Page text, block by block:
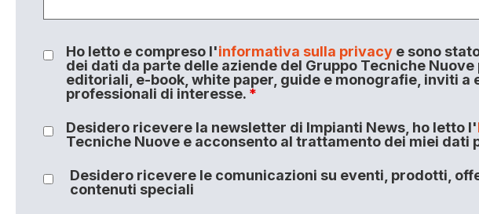
Ho letto e compreso l'informativa sulla privacye sono
dei dati da parte delle aziende del Gruppo Tecniche
editoriali, e-book, white paper, guide e monografie, inviti a
professionali di interesse. *
Desidero ricevere la newsletter di Impianti News, ho letto l'
Tecniche Nuove e acconsento al trattamento dei miei dati
Desidero ricevere le comunicazioni su eventi, prodotti,
contenuti speciali